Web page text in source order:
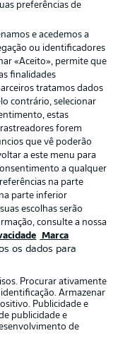
legais
de privacidade
Emissoras
preferências de
e acedemos a
ou identificadores
«Aceito», permite que
finalidades
tratamos dados
contrário, selecionar
estas
forem
que vê poderão
a este menu para
a qualquer
na parte
parte inferior
escolhas serão
consulte a nossa
Marca
os dados para
Procurar ativamente
Armazenar
Publicidade e
publicidade e
de